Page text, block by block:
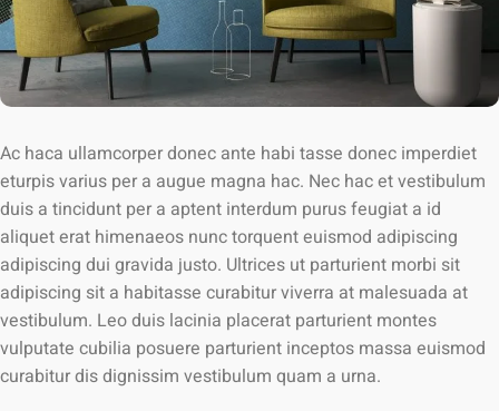
Ac haca ullamcorper donec ante habi tasse donec imperdiet
eturpis varius per a augue magna hac. Nec hac et vestibulum
duis a tincidunt per a aptent interdum purus feugiat a id
aliquet erat himenaeos nunc torquent euismod adipiscing
adipiscing dui gravida justo. Ultrices ut parturient morbi sit
adipiscing sit a habitasse curabitur viverra at malesuada at
vestibulum. Leo duis lacinia placerat parturient montes
vulputate cubilia posuere parturient inceptos massa euismod
curabitur dis dignissim vestibulum quam a urna.